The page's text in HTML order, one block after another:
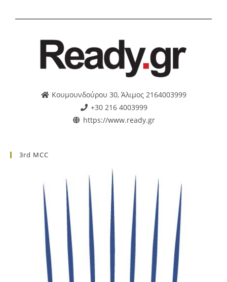
Κουμουνδούρου 30, Άλιμος 2164003999
+30 216 4003999
https://www.ready.gr
3rd MCC